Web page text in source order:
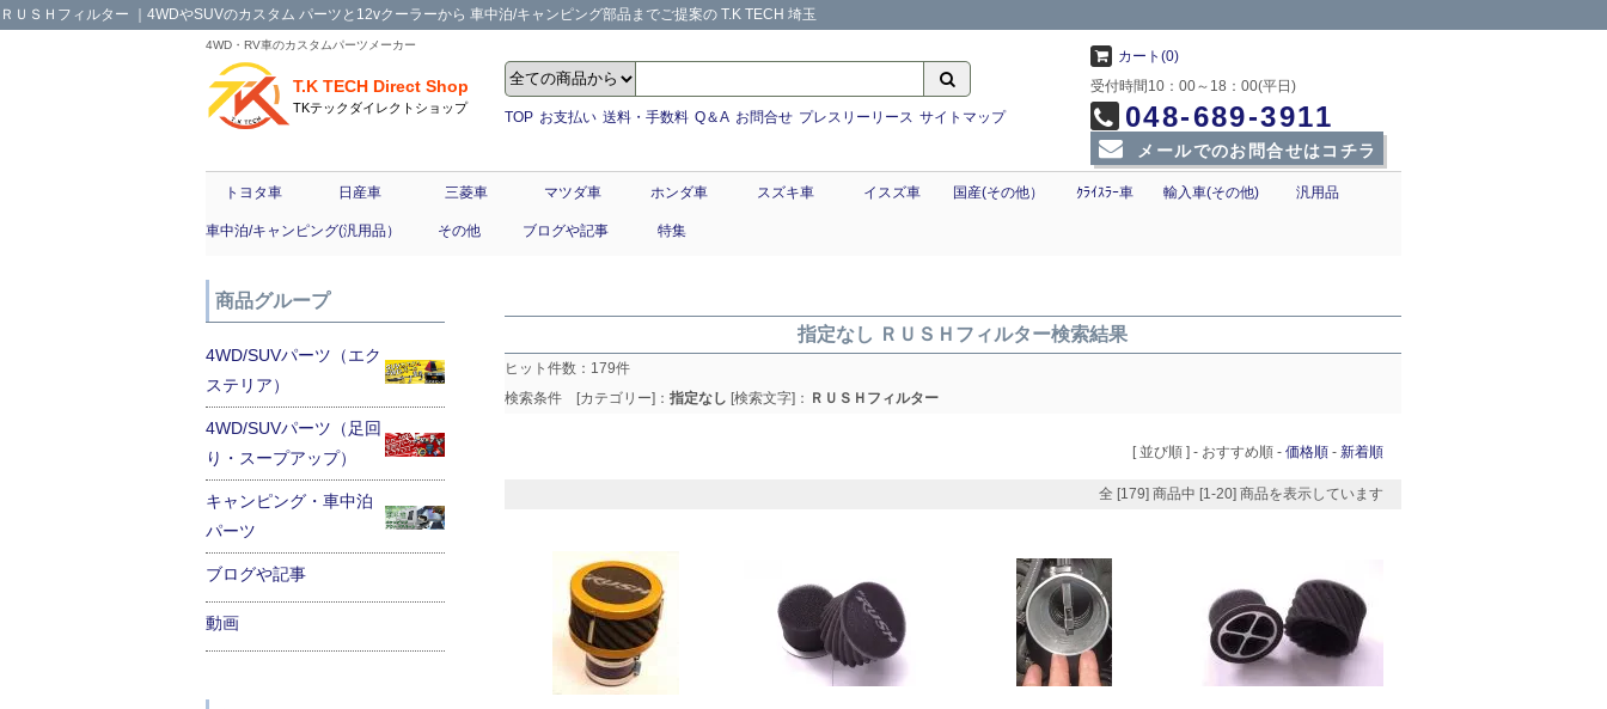
ＲＵＳＨフィルター ｜4WDやSUVのカスタム パーツと12vクーラーから 車中泊/キャンピング部品までご提案の T.K TECH 埼玉
4WD・RV車のカスタムパーツメーカー
T.K TECH Direct Shop
TKテックダイレクトショップ
TOP お支払い 送料・手数料 Q＆A お問合せ プレスリーリース サイトマップ
カート(0)
受付時間10：00～18：00(平日)
048-689-3911
メールでのお問合せはコチラ
トヨタ車 日産車 三菱車 マツダ車 ホンダ車 スズキ車 イスズ車 国産(その他） ｸﾗｲｽﾗｰ車 輸入車(その他) 汎用品
車中泊/キャンピング(汎用品） その他 ブログや記事 特集
指定なし ＲＵＳＨフィルター検索結果
ヒット件数： 179件
検索条件 [カテゴリー]： 指定なし [検索文字]： ＲＵＳＨフィルター
[ 並び順 ] - おすすめ順 - 価格順 - 新着順
全 [179] 商品中 [1-20] 商品を表示しています
商品グループ
4WD/SUVパーツ（エク
ステリア）
4WD/SUVパーツ（足回
り・スープアップ）
キャンピング・車中泊
パーツ
ブログや記事
動画